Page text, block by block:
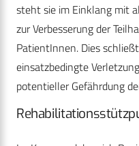
steht sie im Einklang mit
zur Verbesserung der
PatientInnen. Dies
einsatzbedingte
potentieller Gefährdung